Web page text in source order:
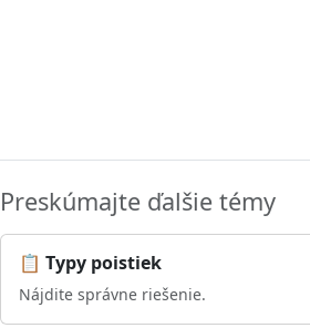
Preskúmajte ďalšie témy
📋 Typy poistiek
Nájdite správne riešenie.